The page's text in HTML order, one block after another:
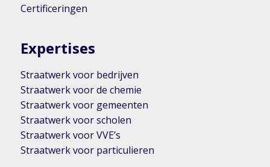
Certificeringen
Expertises
Straatwerk voor bedrijven
Straatwerk voor de chemie
Straatwerk voor gemeenten
Straatwerk voor scholen
Straatwerk voor VVE’s
Straatwerk voor particulieren